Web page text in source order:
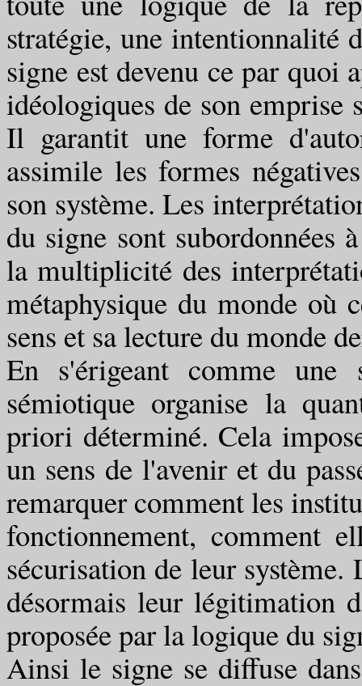
stratégie, une intentionnalité
signe est devenu ce par quoi
idéologiques de son emprise
Il garantit une forme
assimile les formes
son système. Les
du signe sont subordonnées
la multiplicité des
métaphysique du monde où
sens et sa lecture du monde
En s'érigeant comme une
sémiotique organise la
priori déterminé. Cela
un sens de l'avenir et du
remarquer comment les
fonctionnement, comment
sécurisation de leur
désormais leur légitimation
proposée par la logique du
Ainsi le signe se diffuse